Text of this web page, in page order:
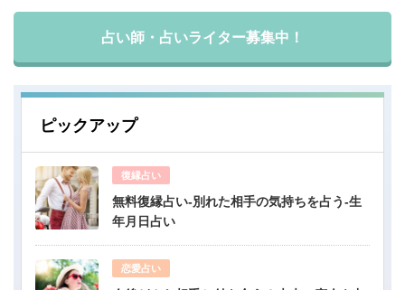
占い師・占いライター募集中！
ピックアップ
復縁占い
無料復縁占い-別れた相手の気持ちを占う-生
年月日占い
恋愛占い